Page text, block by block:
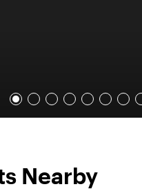
Nearby